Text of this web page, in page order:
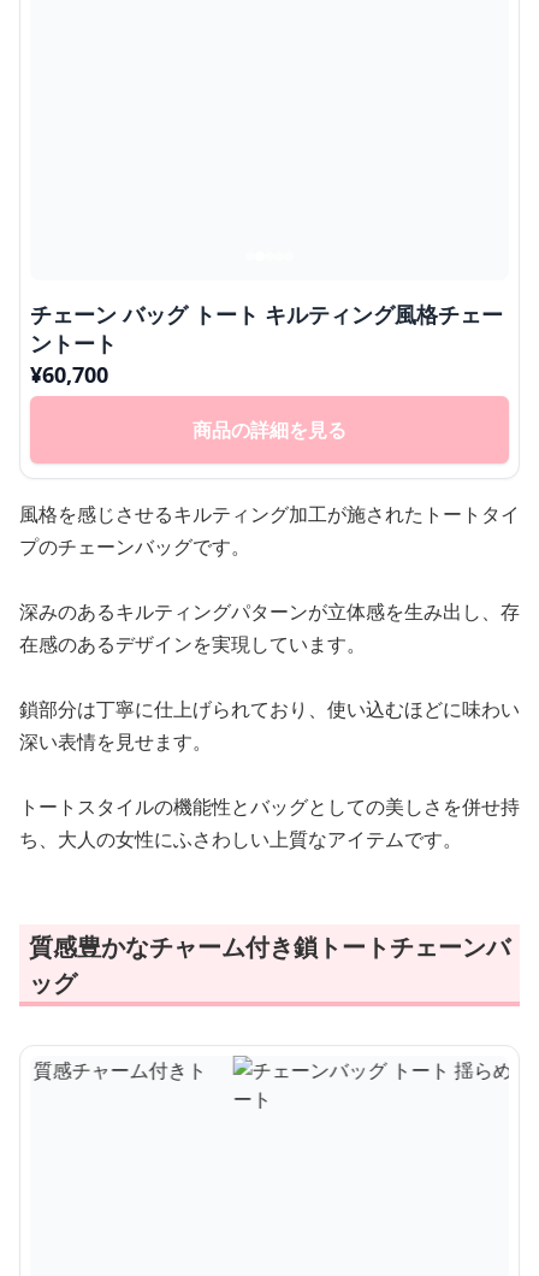
チェーン バッグ トート キルティング風格チェー
ントート
¥60,700
商品の詳細を見る
風格を感じさせるキルティング加工が施されたトートタイ
プのチェーンバッグです。
深みのあるキルティングパターンが立体感を生み出し、存
在感のあるデザインを実現しています。
鎖部分は丁寧に仕上げられており、使い込むほどに味わい
深い表情を見せます。
トートスタイルの機能性とバッグとしての美しさを併せ持
ち、大人の女性にふさわしい上質なアイテムです。
質感豊かなチャーム付き鎖トートチェーンバ
ッグ